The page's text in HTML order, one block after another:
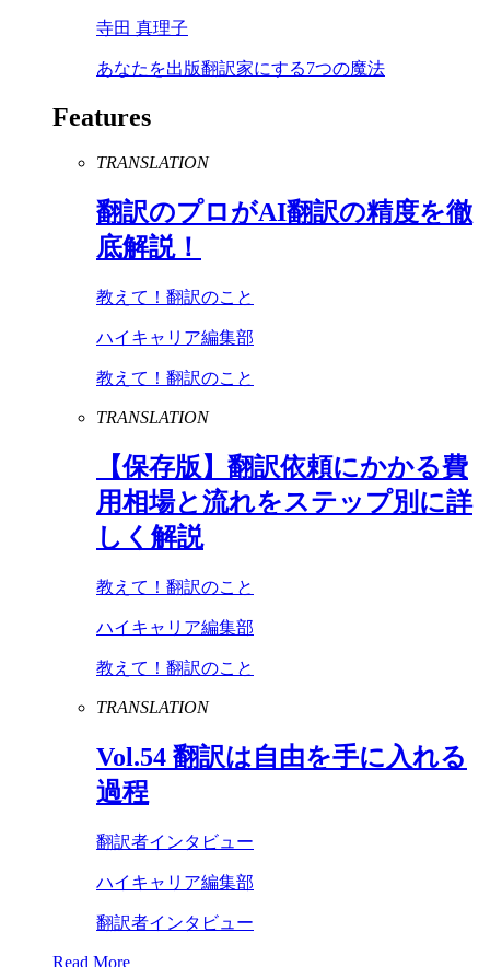
寺田 真理子
あなたを出版翻訳家にする7つの魔法
Features
TRANSLATION
翻訳のプロがAI翻訳の精度を徹
底解説！
教えて！翻訳のこと
ハイキャリア編集部
教えて！翻訳のこと
TRANSLATION
【保存版】翻訳依頼にかかる費
用相場と流れをステップ別に詳
しく解説
教えて！翻訳のこと
ハイキャリア編集部
教えて！翻訳のこと
TRANSLATION
Vol.54 翻訳は自由を手に入れる
過程
翻訳者インタビュー
ハイキャリア編集部
翻訳者インタビュー
Read More